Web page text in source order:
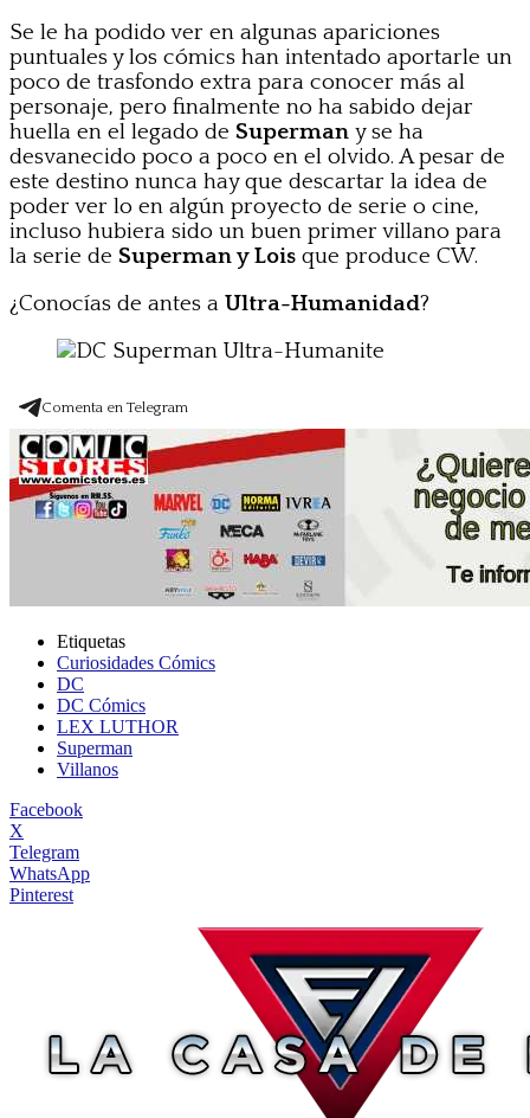
Se le ha podido ver en algunas apariciones
puntuales y los cómics han intentado aportarle un
poco de trasfondo extra para conocer más al
personaje, pero finalmente no ha sabido dejar
huella en el legado de Superman y se ha
desvanecido poco a poco en el olvido. A pesar de
este destino nunca hay que descartar la idea de
poder ver lo en algún proyecto de serie o cine,
incluso hubiera sido un buen primer villano para
la serie de Superman y Lois que produce CW.
¿Conocías de antes a Ultra-Humanidad?
Comenta en Telegram
Etiquetas
Curiosidades Cómics
DC
DC Cómics
LEX LUTHOR
Superman
Villanos
Facebook
X
Telegram
WhatsApp
Pinterest